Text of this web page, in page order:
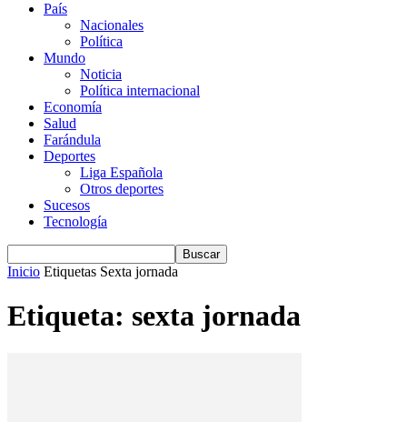
País
Nacionales
Política
Mundo
Noticia
Política internacional
Economía
Salud
Farándula
Deportes
Liga Española
Otros deportes
Sucesos
Tecnología
Inicio Etiquetas Sexta jornada
Etiqueta: sexta jornada